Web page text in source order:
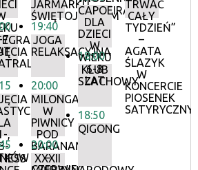
7
,
JARMARKU
ŚWIĘTOJAŃSKIM
19:40
JOGA
RELAKSACYJNA
20:00
MILONGA
W
PIWNICY
POD
BARANAMI
–
20:00
XXXII
CAPOEIRA
DLA
DZIECI
W
WIEKU
6-8
LAT
18:00
KLUB
SZACHOWY
18:50
QIGONG
TRWAĆ
CAŁY
TYDZIEŃ”
–
AGATA
ŚLAZYK
W
KONCERCIE
PIOSENEK